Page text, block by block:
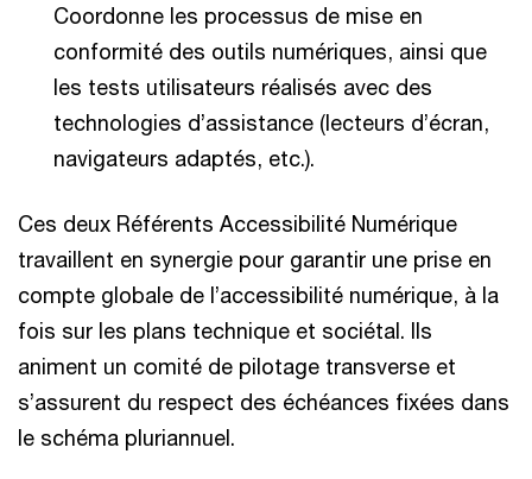
Coordonne les processus de mise en
conformité des outils numériques, ainsi que
les tests utilisateurs réalisés avec des
technologies d’assistance (lecteurs d’écran,
navigateurs adaptés, etc.).
Ces deux Référents Accessibilité Numérique
travaillent en synergie pour garantir une prise en
compte globale de l’accessibilité numérique, à la
fois sur les plans technique et sociétal. Ils
animent un comité de pilotage transverse et
s’assurent du respect des échéances fixées dans
le schéma pluriannuel.